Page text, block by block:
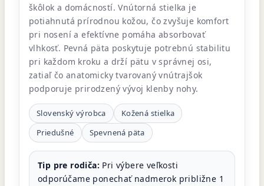
škôlok a domácností. Vnútorná stielka je
potiahnutá prírodnou kožou, čo zvyšuje komfort
pri nosení a efektívne pomáha absorbovať
vlhkosť. Pevná päta poskytuje potrebnú stabilitu
pri každom kroku a drží pätu v správnej osi,
zatiaľ čo anatomicky tvarovaný vnútrajšok
podporuje prirodzený vývoj klenby nohy.
Slovenský výrobca
Kožená stielka
Priedušné
Spevnená päta
Tip pre rodiča: Pri výbere veľkosti
odporúčame ponechať nadmerok približne 1